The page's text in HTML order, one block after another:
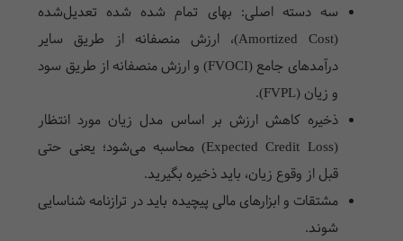
سه دسته اصلی: بهای تمام شده شده تعدیل‌شده
(Amortized Cost)، ارزش منصفانه از طریق سایر
درآمدهای جامع (FVOCI) و ارزش منصفانه از طریق سود
و زیان (FVPL).
ذخیره کاهش ارزش بر اساس مدل زیان مورد انتظار
(Expected Credit Loss) محاسبه می‌شود؛ یعنی حتی
قبل از وقوع زیان، باید ذخیره بگیرید.
مشتقات و ابزارهای مالی پیچیده باید در ترازنامه شناسایی
شوند.